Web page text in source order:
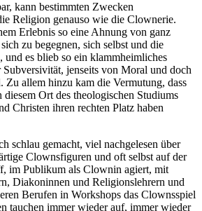
kann bestimmten Zwecken
Religion genauso wie die Clownerie.
Erlebnis so eine Ahnung von ganz
zu begegnen, sich selbst und die
und es blieb so ein klammheimliches
jenseits von Moral und doch
Zu allem hinzu kam die Vermutung, dass
Ort des theologischen Studiums
Christen ihren rechten Platz haben
schlau gemacht, viel nachgelesen über
Clownsfiguren und oft selbst auf der
im Publikum als Clownin agiert, mit
Diakoninnen und Religionslehrern und
Berufen in Workshops das Clownsspiel
tauchen immer wieder auf, immer wieder